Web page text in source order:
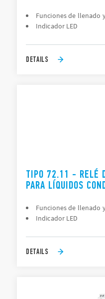
Funciones de llenado
Indicador LED
DETAILS
TIPO 72.11 - RELÉ
PARA LÍQUIDOS
Funciones de llenado
Indicador LED
DETAILS